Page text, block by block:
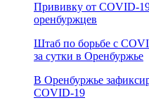
Прививку от COVID-
оренбуржцев
Штаб по борьбе с
за сутки в Оренбуржье
В Оренбуржье
COVID-19